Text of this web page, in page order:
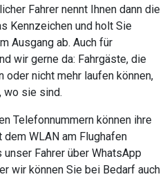
Fahrer nennt Ihnen dann die
Kennzeichen und holt Sie
Ausgang ab. Auch für
wir gerne da: Fahrgäste, die
oder nicht mehr laufen können,
wo sie sind.
Telefonnummern können ihre
WLAN am Flughafen
Fahrer über WhatsApp
wir können Sie bei Bedarf auch